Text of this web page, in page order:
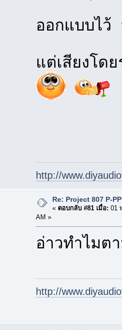
ออกแบบไ
แต่เสียงโด
http://
Re: Project 807 P-
« ตอบกลับ #81 เมื่อ: 01
AM »
อ่าวทำไมต
http://